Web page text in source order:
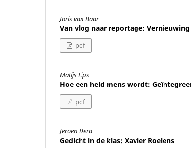
Joris van Baar
Van vlog naar reportage:
pdf
Matijs Lips
Hoe een held mens wordt:
pdf
Jeroen Dera
Gedicht in de klas: Xavier Roelens